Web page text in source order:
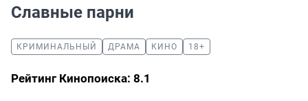
Славные парни
КРИМИНАЛЬНЫЙ ДРАМА КИНО 18+
Рейтинг Кинопоиска: 8.1